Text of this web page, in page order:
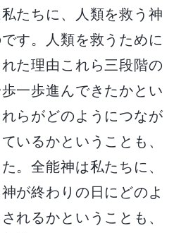
たちに、人類を救う神
す。人類を救うために
た理由これら三段階の
一歩進んできたかとい
らがどのようにつなが
いるかということも、
。全能神は私たちに、
が終わりの日にどのよ
れるかということも、